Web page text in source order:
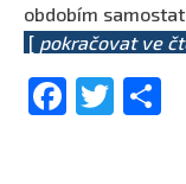
obdobím
[ pokračovat ve